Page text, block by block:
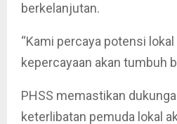
berkelanjutan.
“Kami percaya potensi
kepercayaan akan tumbuh
PHSS memastikan
keterlibatan pemuda lokal